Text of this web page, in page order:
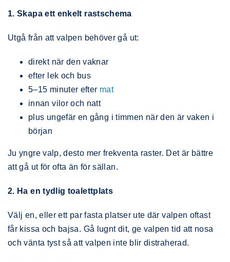
1. Skapa ett enkelt rastschema
Utgå från att valpen behöver gå ut:
direkt när den vaknar
efter lek och bus
5–15 minuter efter mat
innan vilor och natt
plus ungefär en gång i timmen när den är vaken i
början
Ju yngre valp, desto mer frekventa raster. Det är bättre
att gå ut för ofta än för sällan.
2. Ha en tydlig toalettplats
Välj en, eller ett par fasta platser ute där valpen oftast
får kissa och bajsa. Gå lugnt dit, ge valpen tid att nosa
och vänta tyst så att valpen inte blir distraherad.